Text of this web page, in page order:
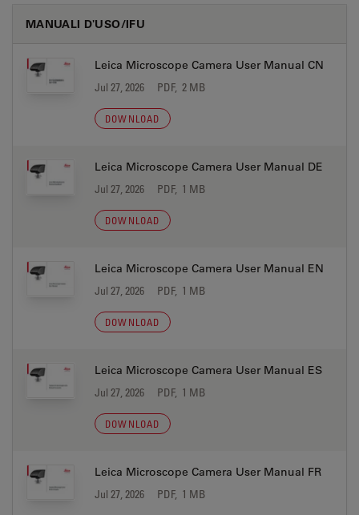
MANUALI D'USO/IFU
Leica Microscope Camera User Manual CN
Jul 27, 2026 PDF, 2 MB
DOWNLOAD
Leica Microscope Camera User Manual DE
Jul 27, 2026 PDF, 1 MB
DOWNLOAD
Leica Microscope Camera User Manual EN
Jul 27, 2026 PDF, 1 MB
DOWNLOAD
Leica Microscope Camera User Manual ES
Jul 27, 2026 PDF, 1 MB
DOWNLOAD
Leica Microscope Camera User Manual FR
Jul 27, 2026 PDF, 1 MB